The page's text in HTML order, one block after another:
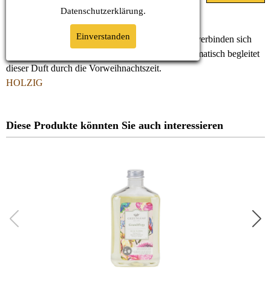
Der Duft sibirischer Nadelhölzer und Zedernholz verbinden sich
auf der Basisnote von Sandelholz. Holzig und aromatisch begleitet
dieser Duft durch die Vorweihnachtszeit.
HOLZIG
Diese Produkte könnten Sie auch interessieren
Datenschutzerklärung.
Einverstanden